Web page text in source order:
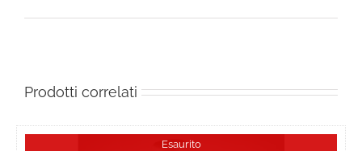
Prodotti correlati
Esaurito